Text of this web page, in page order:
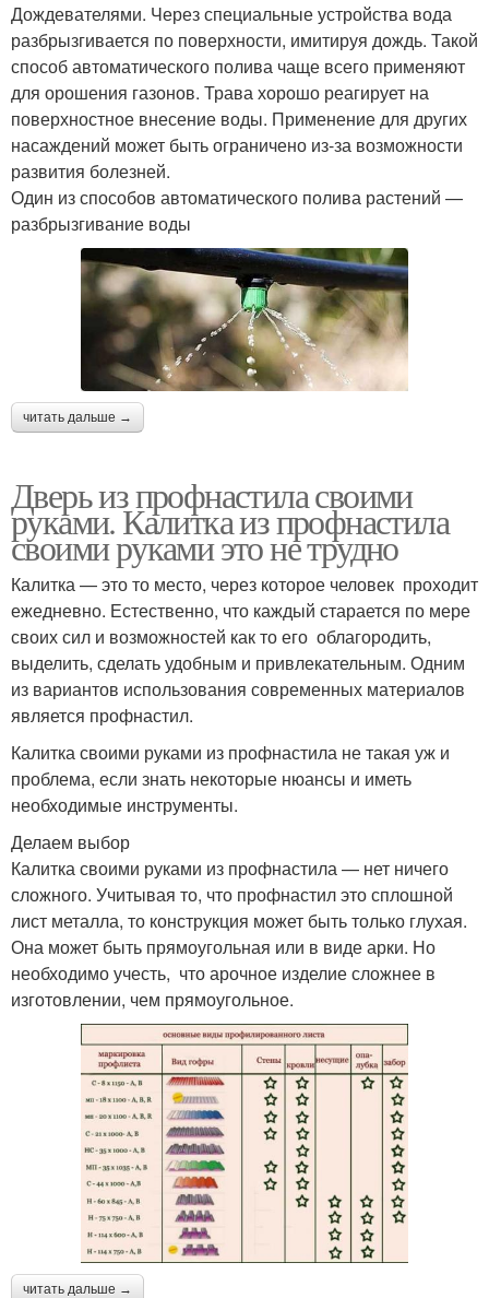
Дождевателями. Через специальные устройства вода
разбрызгивается по поверхности, имитируя дождь. Такой
способ автоматического полива чаще всего применяют
для орошения газонов. Трава хорошо реагирует на
поверхностное внесение воды. Применение для других
насаждений может быть ограничено из-за возможности
развития болезней.
Один из способов автоматического полива растений —
разбрызгивание воды
читать дальше →
Дверь из профнастила своими
руками. Калитка из профнастила
своими руками это не трудно
Калитка — это то место, через которое человек проходит
ежедневно. Естественно, что каждый старается по мере
своих сил и возможностей как то его облагородить,
выделить, сделать удобным и привлекательным. Одним
из вариантов использования современных материалов
является профнастил.
Калитка своими руками из профнастила не такая уж и
проблема, если знать некоторые нюансы и иметь
необходимые инструменты.
Делаем выбор
Калитка своими руками из профнастила — нет ничего
сложного. Учитывая то, что профнастил это сплошной
лист металла, то конструкция может быть только глухая.
Она может быть прямоугольная или в виде арки. Но
необходимо учесть, что арочное изделие сложнее в
изготовлении, чем прямоугольное.
читать дальше →